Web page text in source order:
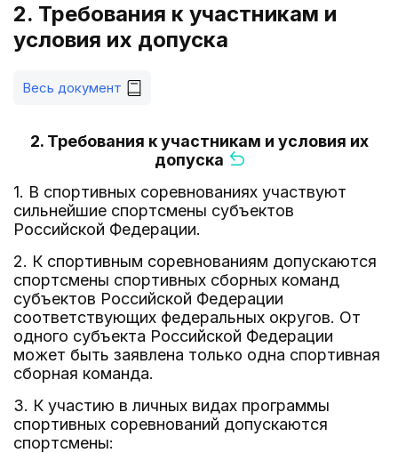
2. Требования к участникам и
условия их допуска
Весь документ
2. Требования к участникам и условия их
допуска
1. В спортивных соревнованиях участвуют
сильнейшие спортсмены субъектов
Российской Федерации.
2. К спортивным соревнованиям допускаются
спортсмены спортивных сборных команд
субъектов Российской Федерации
соответствующих федеральных округов. От
одного субъекта Российской Федерации
может быть заявлена только одна спортивная
сборная команда.
3. К участию в личных видах программы
спортивных соревнований допускаются
спортсмены: